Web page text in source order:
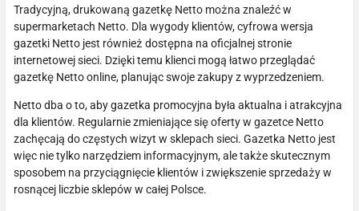
Tradycyjną, drukowaną gazetkę Netto można znaleźć w
supermarketach Netto. Dla wygody klientów, cyfrowa wersja
gazetki Netto jest również dostępna na oficjalnej stronie
internetowej sieci. Dzięki temu klienci mogą łatwo przeglądać
gazetkę Netto online, planując swoje zakupy z wyprzedzeniem.
Netto dba o to, aby gazetka promocyjna była aktualna i atrakcyjna
dla klientów. Regularnie zmieniające się oferty w gazetce Netto
zachęcają do częstych wizyt w sklepach sieci. Gazetka Netto jest
więc nie tylko narzędziem informacyjnym, ale także skutecznym
sposobem na przyciągnięcie klientów i zwiększenie sprzedaży w
rosnącej liczbie sklepów w całej Polsce.